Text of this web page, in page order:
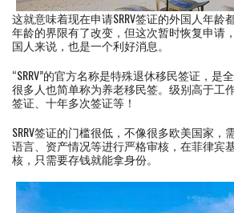
这就意味着现在申请SRRV签证的外国人年龄
年龄的界限有了改变，但这次暂时恢复申请
国人来说，也是一个利好消息。
“SRRV”的官方名称是特殊退休移民签证，是
很多人也简单称为养老移民签。级别高于工
签证、十年多次签证等！
SRRV签证的门槛很低，不像很多欧美国家，
语言、资产情况等进行严格审核，在菲律宾
核，只需要存钱就能拿身份。